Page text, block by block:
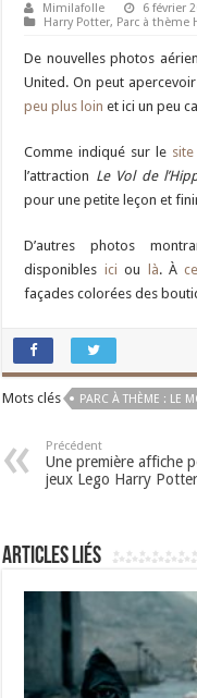
Mimilafolle
6 février
Harry Potter, Parc à thème
De nouvelles photos
United. On peut
peu plus loin et ici un peu
Comme indiqué sur le
l’attraction Le Vol de
pour une petite leçon et
D’autres photos
disponibles ici ou là. À
façades colorées des
Mots clés PARC À THÈME : LE
Précédent
Une première affiche
jeux Lego Harry Potter
Articles liés